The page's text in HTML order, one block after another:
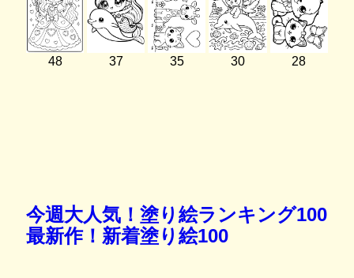
48 37 35 30 28
今週大人気！塗り絵ランキング100
最新作！新着塗り絵100